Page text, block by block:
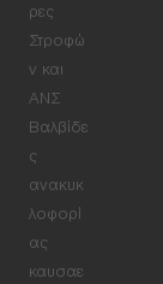
ρες
Στροφώ
ν και
ΑΝΣ
Βαλβίδε
ς
ανακυκ
λοφορί
ας
καυσαε